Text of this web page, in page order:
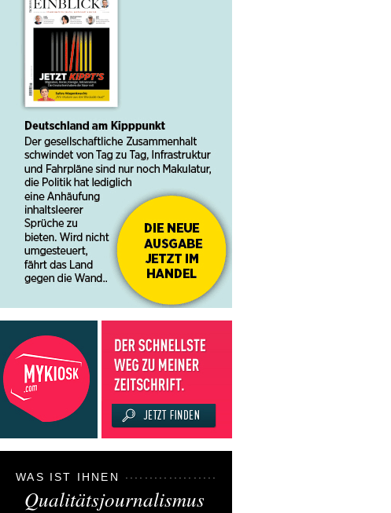
WAS IST IHNEN
Qualitätsjournalismus